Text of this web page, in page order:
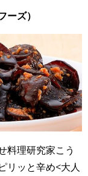
ーズ）
料理研究家こう
ピリッと辛め<大人